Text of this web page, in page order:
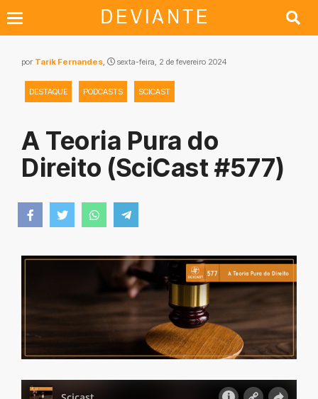
por Tarik Fernandes, sexta-feira, 2 de fevereiro 2024
DESTAQUE PODCASTS SCICAST
A Teoria Pura do
Direito (SciCast #577)